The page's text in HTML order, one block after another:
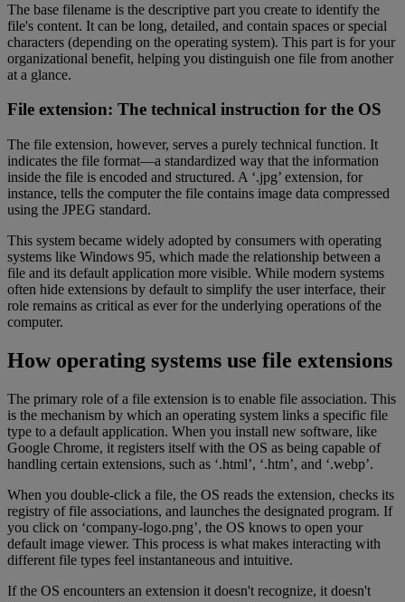
The base filename is the descriptive part you create to identify the
file's content. It can be long, detailed, and contain spaces or special
characters (depending on the operating system). This part is for your
organizational benefit, helping you distinguish one file from another
at a glance.
File extension: The technical instruction for the OS
The file extension, however, serves a purely technical function. It
indicates the file format—a standardized way that the information
inside the file is encoded and structured. A ‘.jpg’ extension, for
instance, tells the computer the file contains image data compressed
using the JPEG standard.
This system became widely adopted by consumers with operating
systems like Windows 95, which made the relationship between a
file and its default application more visible. While modern systems
often hide extensions by default to simplify the user interface, their
role remains as critical as ever for the underlying operations of the
computer.
How operating systems use file extensions
The primary role of a file extension is to enable file association. This
is the mechanism by which an operating system links a specific file
type to a default application. When you install new software, like
Google Chrome, it registers itself with the OS as being capable of
handling certain extensions, such as ‘.html’, ‘.htm’, and ‘.webp’.
When you double-click a file, the OS reads the extension, checks its
registry of file associations, and launches the designated program. If
you click on ‘company-logo.png’, the OS knows to open your
default image viewer. This process is what makes interacting with
different file types feel instantaneous and intuitive.
If the OS encounters an extension it doesn't recognize, it doesn't